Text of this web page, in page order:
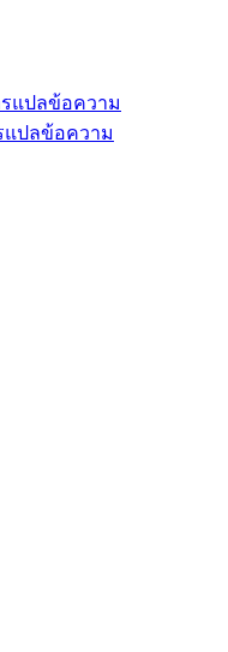
แปลข้อความ
แปลข้อความ